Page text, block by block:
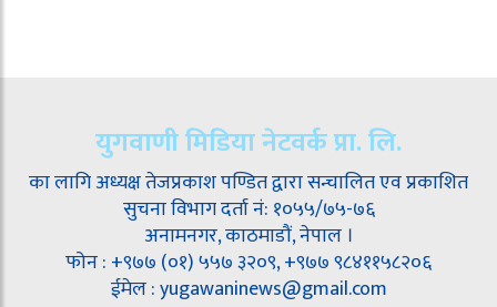
युगवाणी मिडिया नेटवर्क प्रा. लि.
का लागि अध्यक्ष तेजप्रकाश पण्डित द्वारा सन्चालित एव प्रकाशित
सुचना विभाग दर्ता नं: १०५५/७५-७६
अनामनगर, काठमाडौं, नेपाल ।
फोन : +९७७ (०१) ५५७ ३२०९, +९७७ ९८४११५८२०६
ईमेल : yugawaninews@gmail.com